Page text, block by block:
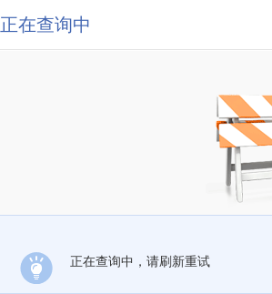
正在查询中
正在查询中，请刷新重试